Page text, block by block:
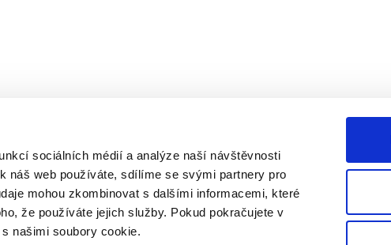
sociálních médií a analýze naší návštěvnosti
náš web používáte, sdílíme se svými partnery pro
mohou zkombinovat s dalšími informacemi, které
že používáte jejich služby. Pokud pokračujete v
našimi soubory cookie.